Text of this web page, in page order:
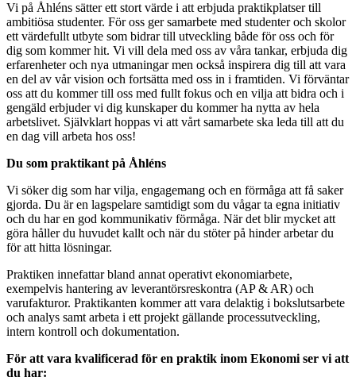
Vi på Åhléns sätter ett stort värde i att erbjuda praktikplatser till
ambitiösa studenter. För oss ger samarbete med studenter och skolor
ett värdefullt utbyte som bidrar till utveckling både för oss och för
dig som kommer hit. Vi vill dela med oss av våra tankar, erbjuda dig
erfarenheter och nya utmaningar men också inspirera dig till att vara
en del av vår vision och fortsätta med oss in i framtiden. Vi förväntar
oss att du kommer till oss med fullt fokus och en vilja att bidra och i
gengäld erbjuder vi dig kunskaper du kommer ha nytta av hela
arbetslivet. Självklart hoppas vi att vårt samarbete ska leda till att du
en dag vill arbeta hos oss!
Du som praktikant på Åhléns
Vi söker dig som har vilja, engagemang och en förmåga att få saker
gjorda. Du är en lagspelare samtidigt som du vågar ta egna initiativ
och du har en god kommunikativ förmåga. När det blir mycket att
göra håller du huvudet kallt och när du stöter på hinder arbetar du
för att hitta lösningar.
Praktiken innefattar bland annat operativt ekonomiarbete,
exempelvis hantering av leverantörsreskontra (AP & AR) och
varufakturor. Praktikanten kommer att vara delaktig i bokslutsarbete
och analys samt arbeta i ett projekt gällande processutveckling,
intern kontroll och dokumentation.
För att vara kvalificerad för en praktik inom Ekonomi ser vi att
du har: